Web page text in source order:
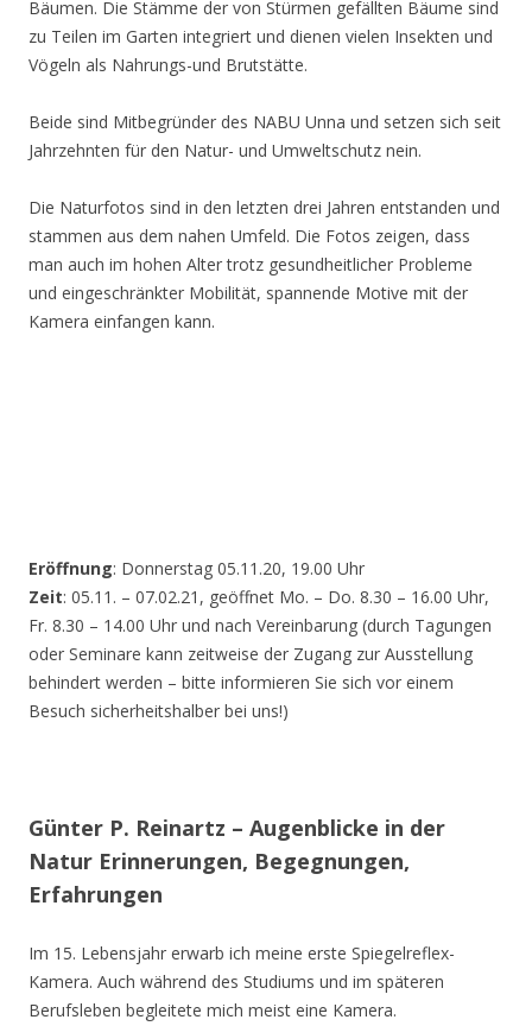
Bäumen. Die Stämme der von Stürmen gefällten Bäume sind
zu Teilen im Garten integriert und dienen vielen Insekten und
Vögeln als Nahrungs-und Brutstätte.
Beide sind Mitbegründer des NABU Unna und setzen sich seit
Jahrzehnten für den Natur- und Umweltschutz nein.
Die Naturfotos sind in den letzten drei Jahren entstanden und
stammen aus dem nahen Umfeld. Die Fotos zeigen, dass
man auch im hohen Alter trotz gesundheitlicher Probleme
und eingeschränkter Mobilität, spannende Motive mit der
Kamera einfangen kann.
Eröffnung: Donnerstag 05.11.20, 19.00 Uhr
Zeit: 05.11. – 07.02.21, geöffnet Mo. – Do. 8.30 – 16.00 Uhr,
Fr. 8.30 – 14.00 Uhr und nach Vereinbarung (durch Tagungen
oder Seminare kann zeitweise der Zugang zur Ausstellung
behindert werden – bitte informieren Sie sich vor einem
Besuch sicherheitshalber bei uns!)
Günter P. Reinartz – Augenblicke in der
Natur Erinnerungen, Begegnungen,
Erfahrungen
Im 15. Lebensjahr erwarb ich meine erste Spiegelreflex-
Kamera. Auch während des Studiums und im späteren
Berufsleben begleitete mich meist eine Kamera.